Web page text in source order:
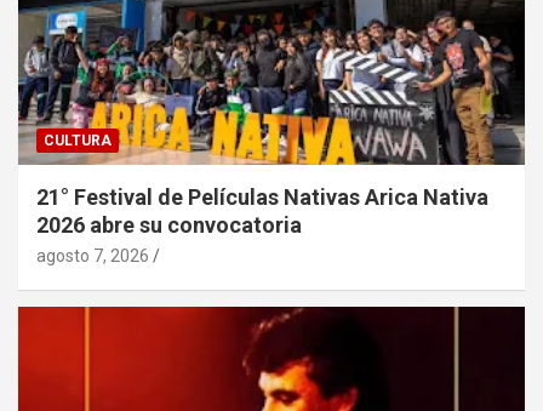
CULTURA
21° Festival de Películas Nativas Arica Nativa
2026 abre su convocatoria
agosto 7, 2026